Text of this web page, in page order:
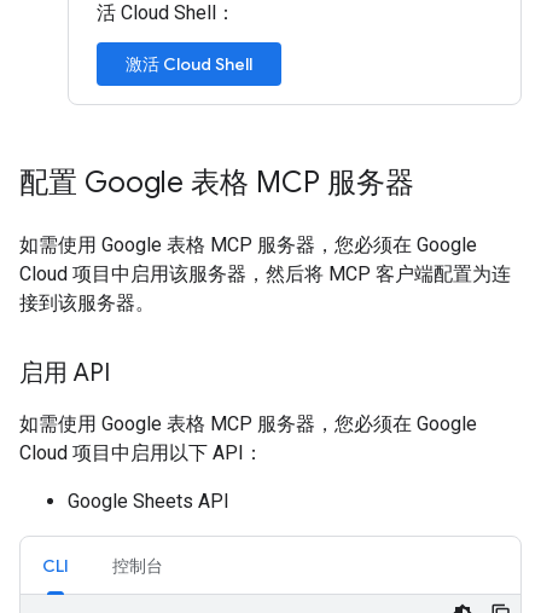
活 Cloud Shell：
激活 Cloud Shell
配置 Google 表格 MCP 服务器
如需使用 Google 表格 MCP 服务器，您必须在 Google
Cloud 项目中启用该服务器，然后将 MCP 客户端配置为连
接到该服务器。
启用 API
如需使用 Google 表格 MCP 服务器，您必须在 Google
Cloud 项目中启用以下 API：
Google Sheets API
CLI 控制台